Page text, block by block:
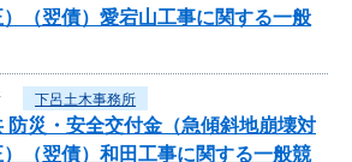
（翌債）愛宕山工事に関する一般
下呂土木事務所
防災・安全交付金（急傾斜地崩壊対
（翌債）和田工事に関する一般競